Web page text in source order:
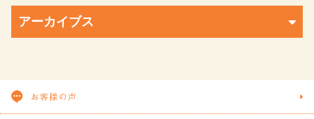
アーカイブス